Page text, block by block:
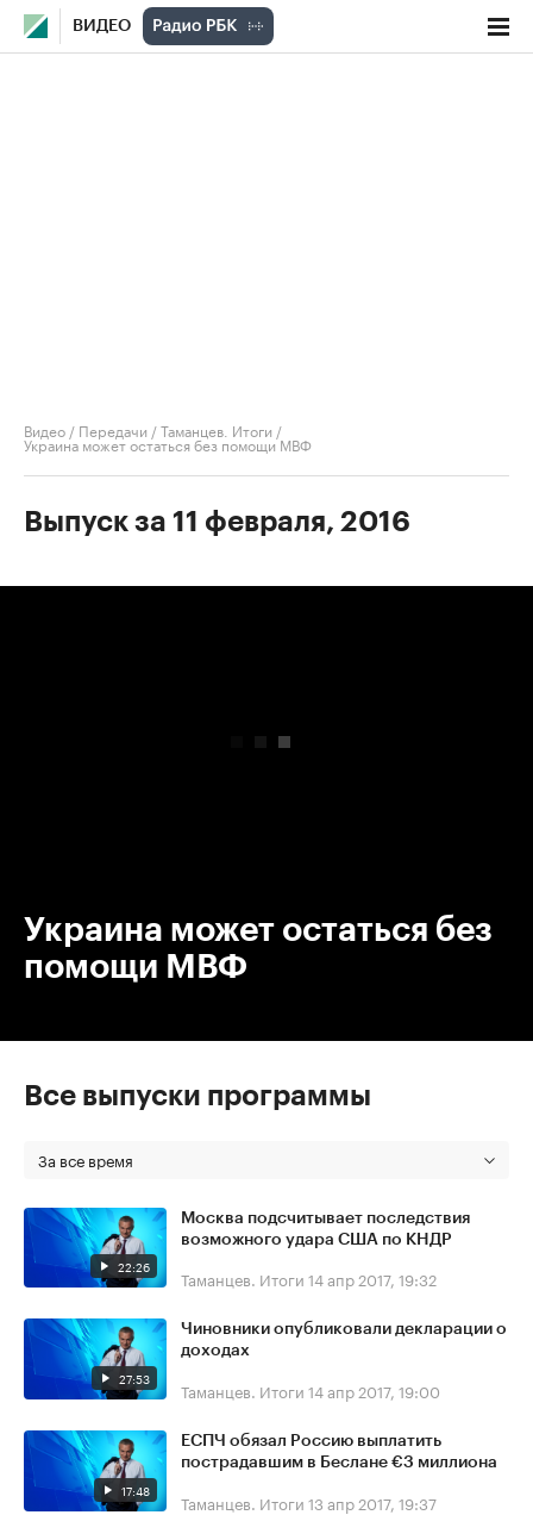
ВИДЕО
Видео / Передачи /Таманцев. Итоги /
Украина может остаться без помощи МВФ
Выпуск за 11 февраля, 2016
Украина может остаться без
помощи МВФ
Все выпуски программы
За все время
22:26
Москва подсчитывает последствия
возможного удара США по КНДР
Таманцев. Итоги 14 апр 2017, 19:32
27:53
Чиновники опубликовали декларации о
доходах
Таманцев. Итоги 14 апр 2017, 19:00
17:48
ЕСПЧ обязал Россию выплатить
пострадавшим в Беслане €3 миллиона
Таманцев. Итоги 13 апр 2017, 19:37